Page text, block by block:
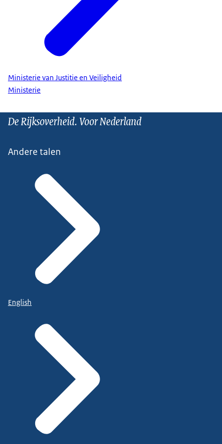
Ministerie van Justitie en Veiligheid
Ministerie
De Rijksoverheid. Voor Nederland
Andere talen
English